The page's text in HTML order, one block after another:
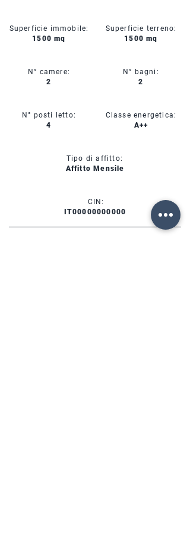
Superficie immobile:
1500 mq
N° camere:
2
N° posti letto:
4
Superficie terreno:
1500 mq
N° bagni:
2
Classe energetica:
A++
Tipo di affitto:
Affitto Mensile
CIN:
IT00000000000